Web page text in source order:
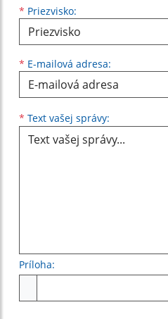
* Priezvisko:
* E-mailová adresa:
* Text vašej správy:
Príloha: